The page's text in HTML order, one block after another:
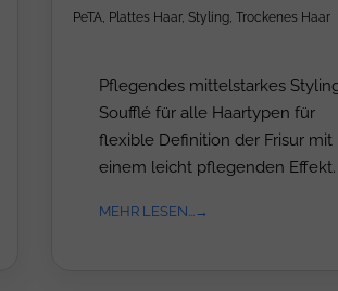
PeTA Plattes Haar, Styling Trockenes Haar
Pflegendes mittelstarkes
Soufflé für alle Haartypen für
flexible Definition der Frisur mit
einem leicht pflegenden Effekt.
MEHR LESEN...